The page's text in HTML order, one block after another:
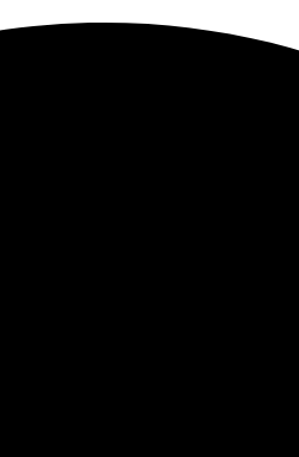
в Кузнецк. Все прошло
в восторге! Рекомендую всем,
сайта, быстро выбрала